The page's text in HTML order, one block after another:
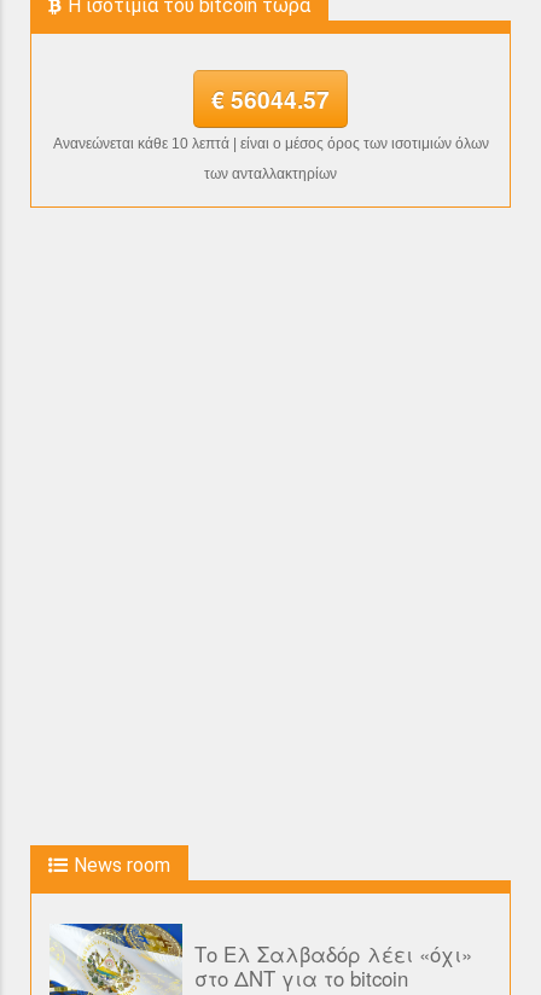
H ισοτιμία του bitcoin τώρα
€ 56044.57
Ανανεώνεται κάθε 10 λεπτά | είναι ο μέσος όρος των ισοτιμιών όλων
των ανταλλακτηρίων
News room
Το Ελ Σαλβαδόρ λέει «όχι»
στο ΔΝΤ για το bitcoin